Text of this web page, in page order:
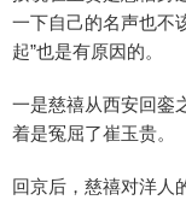
一下自己的名声也不
起”也是有原因的。
一是慈禧从西安回銮
着是冤屈了崔玉贵。
回京后，慈禧对洋人